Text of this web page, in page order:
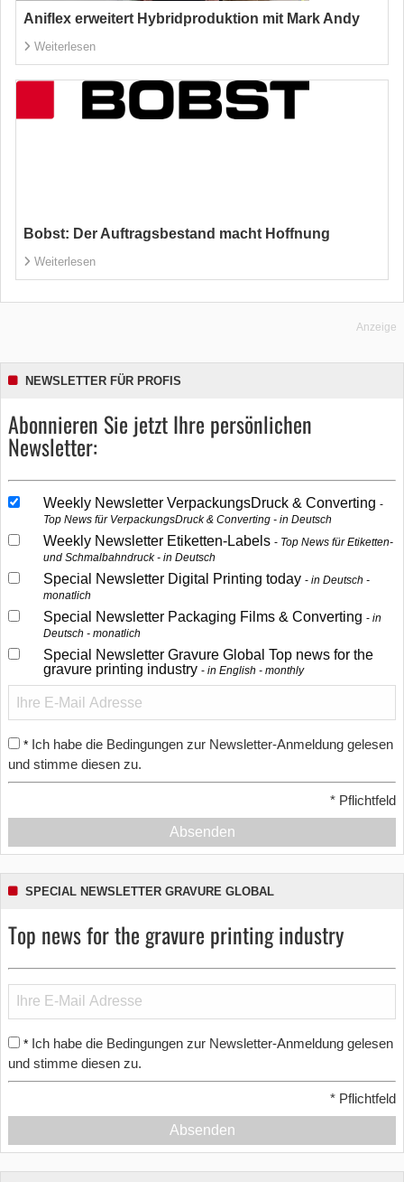
Aniflex erweitert Hybridproduktion mit Mark Andy
Weiterlesen
Bobst: Der Auftragsbestand macht Hoffnung
Weiterlesen
Anzeige
NEWSLETTER FÜR PROFIS
Abonnieren Sie jetzt Ihre persönlichen
Newsletter:
Weekly Newsletter VerpackungsDruck & Converting
Top News für VerpackungsDruck & Converting - in Deutsch
Weekly Newsletter Etiketten-Labels
Top News für Etiketten-
und Schmalbahndruck - in Deutsch
Special Newsletter Digital Printing today
in Deutsch -
monatlich
Special Newsletter Packaging Films & Converting
in
Deutsch - monatlich
Special Newsletter Gravure Global Top news for the
gravure printing industry
in English - monthly
* Ich habe die Bedingungen zur Newsletter-Anmeldung gelesen
und stimme diesen zu.
* Pflichtfeld
Absenden
SPECIAL NEWSLETTER GRAVURE GLOBAL
Top news for the gravure printing industry
* Ich habe die Bedingungen zur Newsletter-Anmeldung gelesen
und stimme diesen zu.
* Pflichtfeld
Absenden